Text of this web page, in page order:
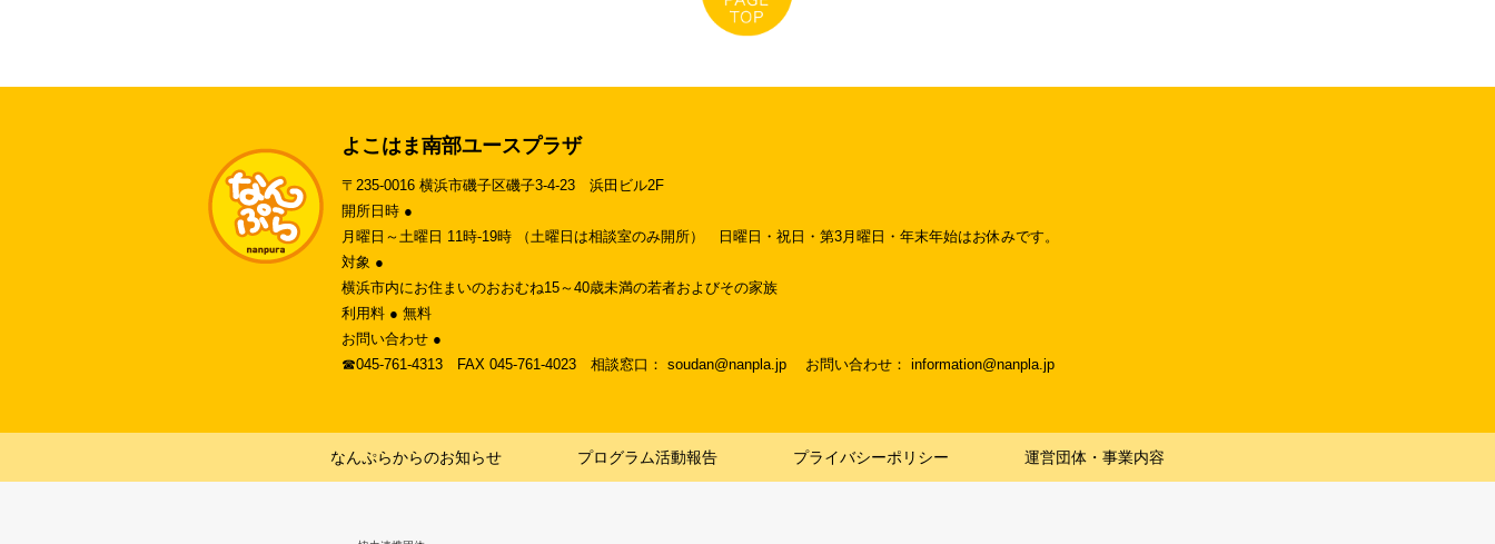
よこはま南部ユースプラザ
〒235-0016 横浜市磯子区磯子3-4-23 浜田ビル2F
開所日時 ●
月曜日～土曜日 11時-19時 （土曜日は相談室のみ開所）
日曜日・祝日・第3月曜日・年末年始はお休みです。
対象 ●
横浜市内にお住まいのおおむね15～40歳未満の若者およびその家族
利用料 ● 無料
お問い合わせ ●
☎︎045-761-4313 FAX 045-761-4023 相談窓口： soudan@nanpla.jp お問い合わせ： information@nanpla.jp
なんぷらからのお知らせ プログラム活動報告 プライバシーポリシー 運営団体・事業内容